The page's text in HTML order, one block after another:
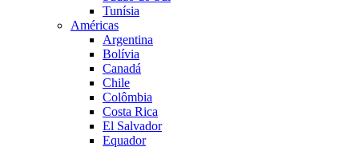
Tunísia
Américas
Argentina
Bolívia
Canadá
Chile
Colômbia
Costa Rica
El Salvador
Equador